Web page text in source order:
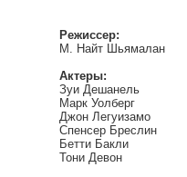
Режиссер:
М. Найт Шьямалан
Актеры:
Зуи Дешанель
Марк Уолберг
Джон Легуизамо
Спенсер Бреслин
Бетти Бакли
Тони Девон